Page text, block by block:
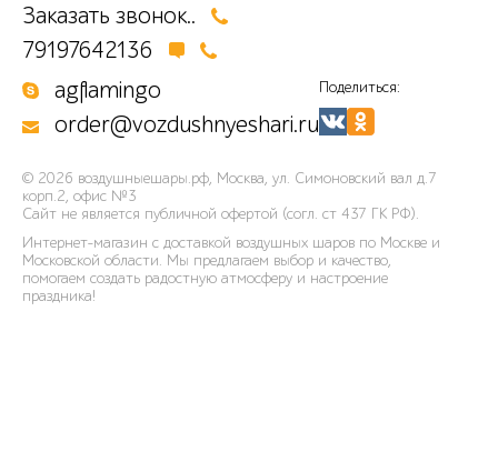
Заказать звонок..
79197642136
agflamingo
order@vozdushnyeshari.ru
Поделиться:
© 2026 воздушныешары.рф, Москва, ул. Симоновский вал д.7
корп.2, офис №3
Сайт не является публичной офертой (согл. ст 437 ГК РФ).
Интернет-магазин с доставкой воздушных шаров по Москве и
Московской области. Мы предлагаем выбор и качество,
помогаем создать радостную атмосферу и настроение
праздника!